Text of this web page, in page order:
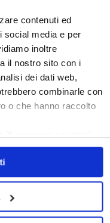
contenuti ed
social media e per
inoltre
il nostro sito con i
dei dati web,
combinarle con
o che hanno raccolto
Confedilizia